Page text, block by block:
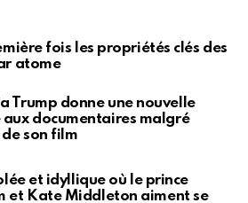
fois les propriétés clés des
atome
Trump donne une nouvelle
aux documentaires malgré
de son film
et idyllique où le prince
et Kate Middleton aiment se